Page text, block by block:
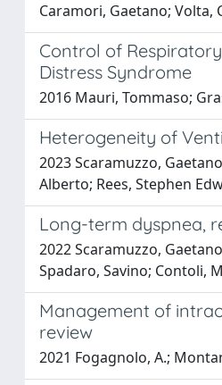
Caramori, Gaetano; Volta,
Control of
Distress Syndrome
2016 Mauri, Tommaso;
Heterogeneity of
2023 Scaramuzzo,
Alberto; Rees, Stephen
Long-term dyspnea,
2022 Scaramuzzo,
Spadaro, Savino; Contoli,
Management of
review
2021 Fogagnolo, A.;